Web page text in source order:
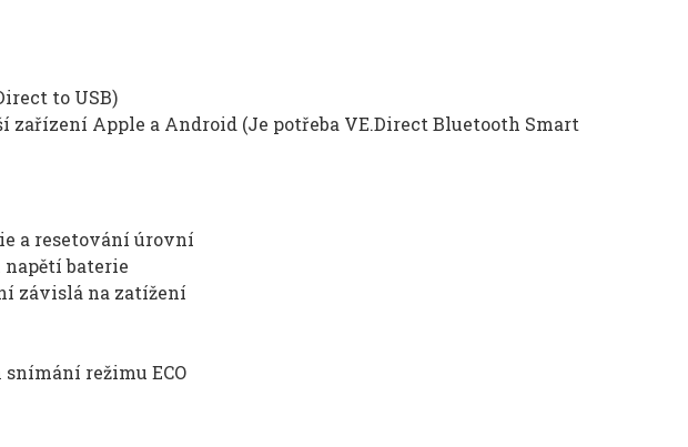
to USB)
zařízení Apple a Android (Je potřeba VE.Direct Bluetooth Smart
a resetování úrovní
baterie
závislá na zatížení
režimu ECO